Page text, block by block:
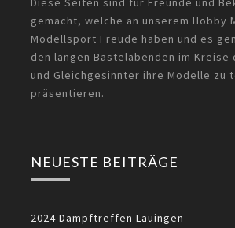
gemacht, welche an unserem Hobby
Modellsport Freude haben und es
den langen Bastelabenden im Kreise
und Gleichgesinnter ihre Modelle zu
präsentieren.
NEUESTE BEITRÄGE
2024 Dampftreffen Lauingen